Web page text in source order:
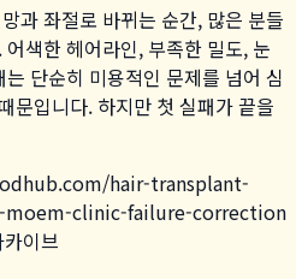
과 좌절로 바뀌는 순간, 많은 분들
색한 헤어라인, 부족한 밀도, 눈
단순히 미용적인 문제를 넘어 심
문입니다. 하지만 첫 실패가 끝을
/hair-transplant-
moem-clinic-failure-correction
이브